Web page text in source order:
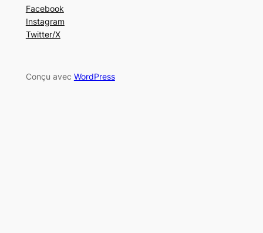
Facebook
Instagram
Twitter/X
Conçu avec WordPress